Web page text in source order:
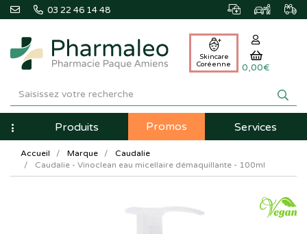
03 22 46 14 48
Pharmaleo
Pharmacie
Paque
Amiens
Skincare
Coréenne
0,00€
NavigationProduits Promos Services
Accueil Marque
Caudalie
Caudalie - Vinoclean eau micellaire démaquillante - 100ml